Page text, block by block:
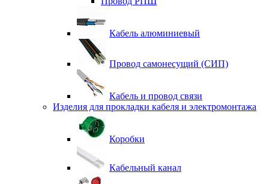
Кабель алюминиевый
Провод самонесущий (СИП)
Кабель и провод связи
Изделия для прокладки кабеля и электромонтажа
Коробки
Кабельный канал